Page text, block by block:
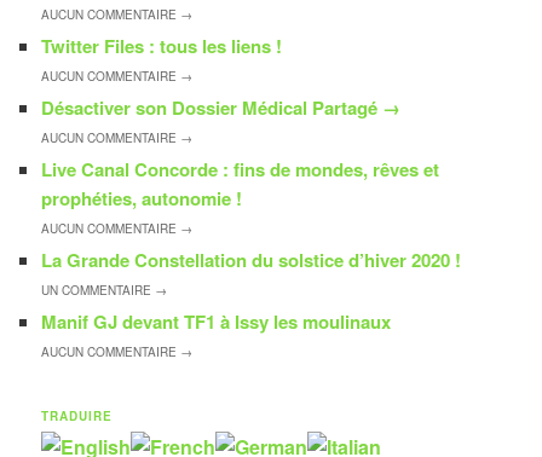
AUCUNCOMMENTAIRE →
Twitter Files : tous les liens !
AUCUNCOMMENTAIRE →
Désactiver son Dossier Médical Partagé →
AUCUNCOMMENTAIRE →
Live Canal Concorde : fins de mondes, rêves et
prophéties, autonomie !
AUCUNCOMMENTAIRE →
La Grande Constellation du solstice d’hiver 2020 !
UNCOMMENTAIRE →
Manif GJ devant TF1 à Issy les moulinaux
AUCUNCOMMENTAIRE →
TRADUIRE